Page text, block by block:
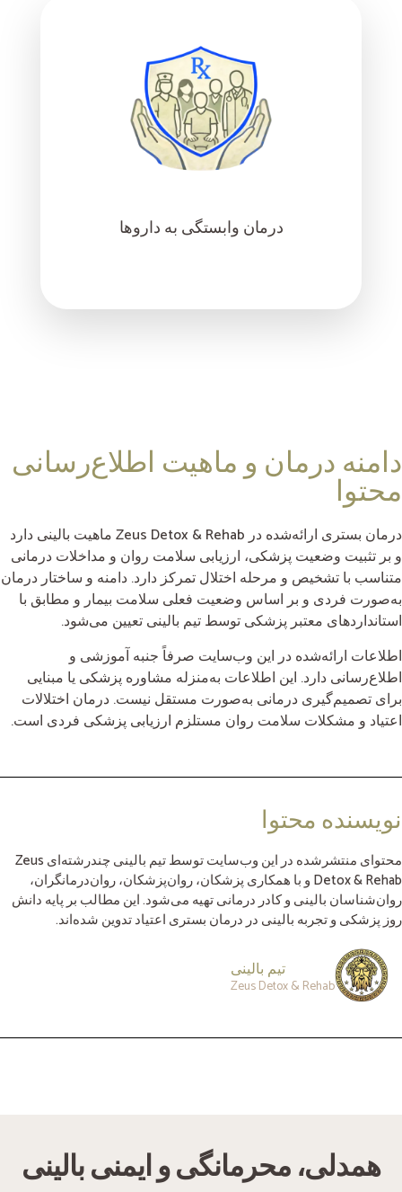
درمان وابستگی به داروها
دامنه درمان و ماهیت اطلاع‌رسانی
محتوا
درمان بستری ارائه‌شده در Zeus Detox & Rehab ماهیت بالینی دارد
و بر تثبیت وضعیت پزشکی، ارزیابی سلامت روان و مداخلات درمانی
متناسب با تشخیص و مرحله اختلال تمرکز دارد. دامنه و ساختار درمان
به‌صورت فردی و بر اساس وضعیت فعلی سلامت بیمار و مطابق با
استانداردهای معتبر پزشکی توسط تیم بالینی تعیین می‌شود.
اطلاعات ارائه‌شده در این وب‌سایت صرفاً جنبه آموزشی و
اطلاع‌رسانی دارد. این اطلاعات به‌منزله مشاوره پزشکی یا مبنایی
برای تصمیم‌گیری درمانی به‌صورت مستقل نیست. درمان اختلالات
اعتیاد و مشکلات سلامت روان مستلزم ارزیابی پزشکی فردی است.
نویسنده محتوا
محتوای منتشرشده در این وب‌سایت توسط تیم بالینی چندرشته‌ای Zeus
Detox & Rehab و با همکاری پزشکان، روان‌پزشکان، روان‌درمانگران،
روان‌شناسان بالینی و کادر درمانی تهیه می‌شود. این مطالب بر پایه دانش
روز پزشکی و تجربه بالینی در درمان بستری اعتیاد تدوین شده‌اند.
تیم بالینی
Zeus Detox & Rehab
همدلی، محرمانگی و ایمنی بالینی